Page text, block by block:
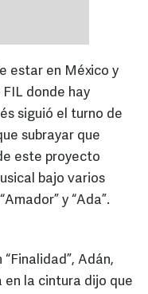
estar en México y
donde hay
siguió el turno de
subrayar que
este proyecto
bajo varios
y “Ada”.
Adán,
la cintura dijo que